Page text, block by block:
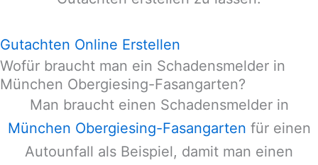
Gutachten Online Erstellen
Wofür braucht man ein Schadensmelder in
München Obergiesing-Fasangarten?
Man braucht einen Schadensmelder in
München Obergiesing-Fasangarten für einen
Autounfall als Beispiel, damit man einen